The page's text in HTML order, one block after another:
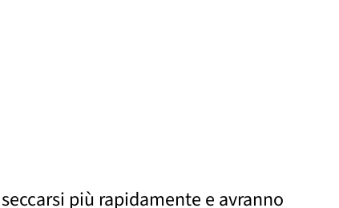
più rapidamente e avranno